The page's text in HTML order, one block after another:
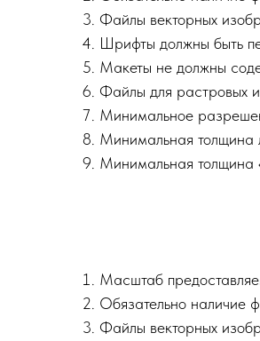
Файлы векторных
Шрифты должны быть
Макеты не должны
Файлы для растровых
Минимальное
Минимальная
Минимальная толщина
Масштаб
Обязательно наличие
Файлы векторных